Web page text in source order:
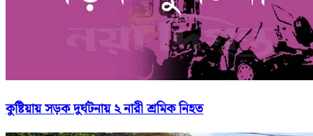
কুষ্টিয়ায় সড়ক দুর্ঘটনায় ২ নারী শ্রমিক নিহত